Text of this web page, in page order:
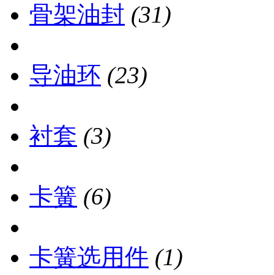
骨架油封 (31)
导油环 (23)
衬套 (3)
卡簧 (6)
卡簧选用件 (1)